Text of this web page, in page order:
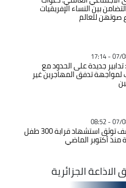
بين النساء الإفريقيات
للعالم
تدابير جديدة على الحدود مع
تدفق المهاجرين غير
اليونيسف توثق استشهاد قرابة 300 طفل
أكتوبر الماضي
الجزائرية